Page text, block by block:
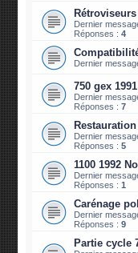
Dernier
Réponses :4
Dernier
750 gex
Dernier
Réponses :7
Dernier
Réponses :5
1100 1992
Dernier
Réponses :1
Carénage
Dernier
Réponses :9
Partie cycle